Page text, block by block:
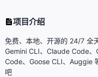
项目介绍
免费、本地、开源的 24/7 全
Gemini CLI、Claude Code
Code、Goose CLI、Auggie
吧